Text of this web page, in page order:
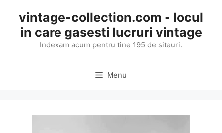
content
vintage-collection.com - locul
in care gasesti lucruri vintage
Indexam acum pentru tine 195 de siteuri.
Menu